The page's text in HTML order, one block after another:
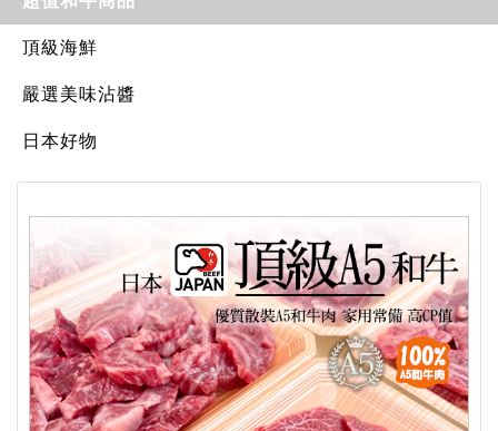
頂級海鮮
嚴選美味沾醬
日本好物